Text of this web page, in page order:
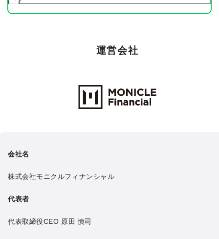
運営会社
Monicle Financial Inc.
会社名
株式会社モニクルフィナンシャル
代表者
代表取締役CEO 原田 慎司